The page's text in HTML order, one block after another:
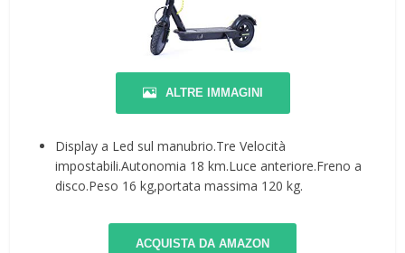
ALTRE IMMAGINI
Display a Led sul manubrio.Tre Velocità
impostabili.Autonomia 18 km.Luce anteriore.Freno a
disco.Peso 16 kg,portata massima 120 kg.
ACQUISTA DA AMAZON